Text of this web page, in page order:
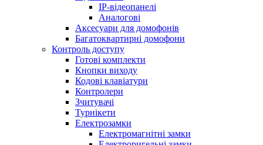
IP-відеопанелі
Аналогові
Аксесуари для домофонів
Багатоквартирні домофони
Контроль доступу
Готові комплекти
Кнопки виходу
Кодові клавіатури
Контролери
Зчитувачі
Турнікети
Електрозамки
Електромагнітні замки